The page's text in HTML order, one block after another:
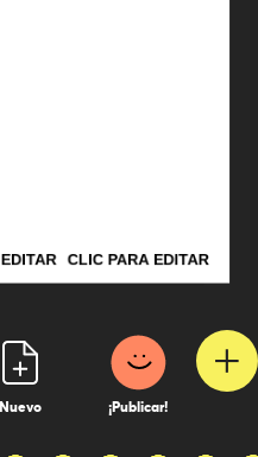
Nuevo ¡Publicar!
+